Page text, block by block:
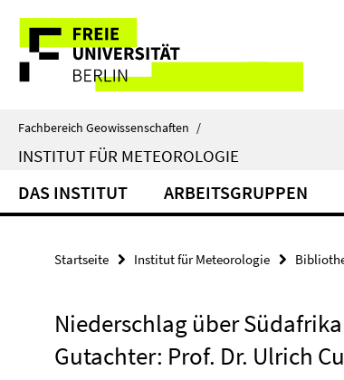
direkt
Inhalt
Service-
Navigation
Fachbereich Geowissenschaften /
INSTITUT FÜR METEOROLOGIE
DAS INSTITUT ARBEITSGRUPPEN
Startseite Institut für Meteorologie
Niederschlag über
Gutachter: Prof. Dr. Ulrich